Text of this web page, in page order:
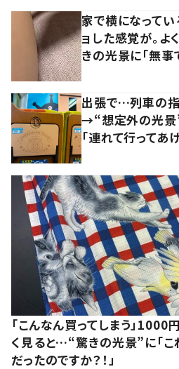
家で横になってい
ョした感覚が。よ
きの光景に「無事
出張で…列車の
→“想定外の光景”
「連れて行ってあ
「こんなん買ってしまう」
く見ると…“驚きの光景”に「こ
だったのですか？！」